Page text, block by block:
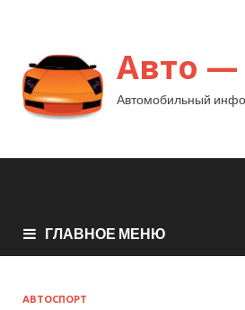
Авто
Автомобильный
ГЛАВНОЕ МЕНЮ
АВТОСПОРТ